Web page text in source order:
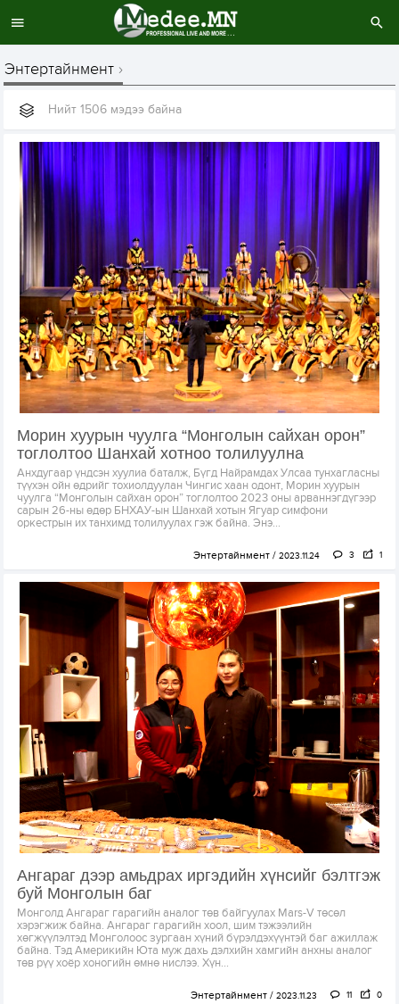
Энтертайнмент
Нийт 1506 мэдээ байна
Морин хуурын чуулга “Монголын сайхан орон”
тоглолтоо Шанхай хотноо толилуулна
Анхдугаар үндсэн хуулиа баталж, Бүгд Найрамдах Улсаа тунхагласны
түүхэн ойн өдрийг тохиолдуулан Чингис хаан одонт, Морин хуурын
чуулга “Монголын сайхан орон” тоглолтоо 2023 оны арваннэгдүгээр
сарын 26-ны өдөр БНХАУ-ын Шанхай хотын Ягуар симфони
оркестрын их танхимд толилуулах гэж байна. Энэ...
Энтертайнмент 2023.11.24 3 1
Ангараг дээр амьдрах иргэдийн хүнсийг бэлтгэж
буй Монголын баг
Монголд Ангараг гарагийн аналог төв байгуулах Mars-V төсөл
хэрэгжиж байна. Ангараг гарагийн хоол, шим тэжээлийн
хөгжүүлэлтэд Монголоос зургаан хүний бүрэлдэхүүнтэй баг ажиллаж
байна. Тэд Америкийн Юта муж дахь дэлхийн хамгийн анхны аналог
төв рүү хоёр хоногийн өмнө нислээ. Хүн...
Энтертайнмент 2023.11.23 11 0